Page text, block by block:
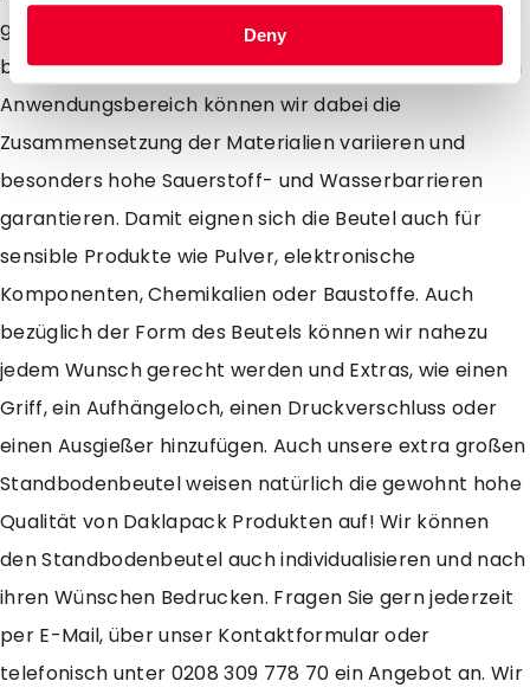
Deny
ganz gezielt auf Ihre Bedürfnisse eingehen und auch
besonders große Standbodenbeutel fertigen. Je nach
Anwendungsbereich können wir dabei die
Zusammensetzung der Materialien variieren und
besonders hohe Sauerstoff- und Wasserbarrieren
garantieren. Damit eignen sich die Beutel auch für
sensible Produkte wie Pulver, elektronische
Komponenten, Chemikalien oder Baustoffe. Auch
bezüglich der Form des Beutels können wir nahezu
jedem Wunsch gerecht werden und Extras, wie einen
Griff, ein Aufhängeloch, einen Druckverschluss oder
einen Ausgießer hinzufügen. Auch unsere extra großen
Standbodenbeutel weisen natürlich die gewohnt hohe
Qualität von Daklapack Produkten auf! Wir können
den Standbodenbeutel auch individualisieren und nach
ihren Wünschen Bedrucken. Fragen Sie gern jederzeit
per E-Mail, über unser Kontaktformular oder
telefonisch unter 0208 309 778 70 ein Angebot an. Wir